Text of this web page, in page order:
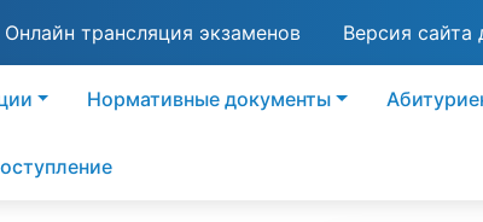
Онлайн трансляция экзаменов Версия сайта
Нормативные документы